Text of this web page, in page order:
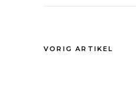
VORIG ARTIKEL